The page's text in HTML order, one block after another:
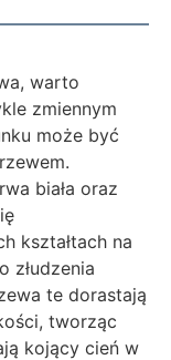
warto
zmiennym
może być
biała oraz
kształtach na
złudzenia
te dorastają
tworząc
kojący cień w